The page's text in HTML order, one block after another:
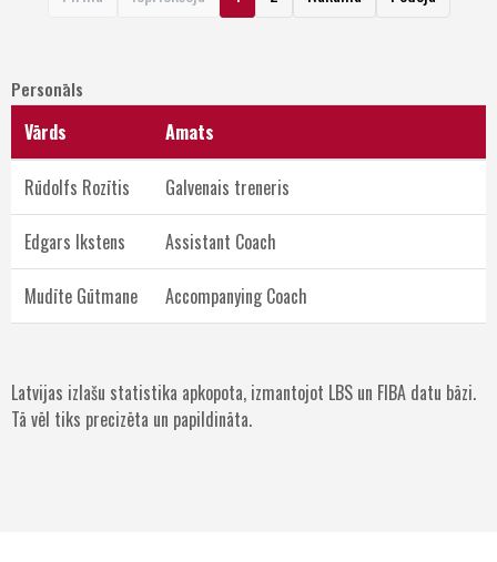
Personāls
Vārds
Amats
Rūdolfs Rozītis Galvenais treneris
Edgars Ikstens Assistant Coach
Mudīte Gūtmane Accompanying Coach
Latvijas izlašu statistika apkopota, izmantojot LBS un FIBA datu bāzi.
Tā vēl tiks precizēta un papildināta.